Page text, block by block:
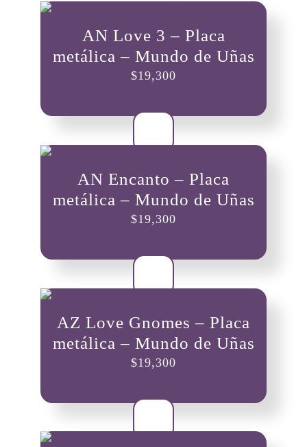
AN Love 3 – Placa
metálica – Mundo de Uñas
$19,300
AN Encanto – Placa
metálica – Mundo de Uñas
$19,300
AZ Love Gnomes – Placa
metálica – Mundo de Uñas
$19,300